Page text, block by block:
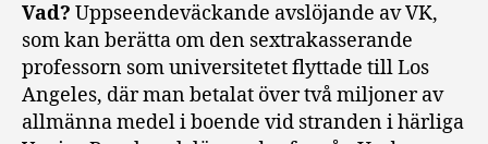
Vad? Uppseendeväckande avslöjande av VK,
som kan berätta om den sextrakasserande
professorn som universitetet flyttade till Los
Angeles, där man betalat över två miljoner av
allmänna medel i boende vid stranden i härliga